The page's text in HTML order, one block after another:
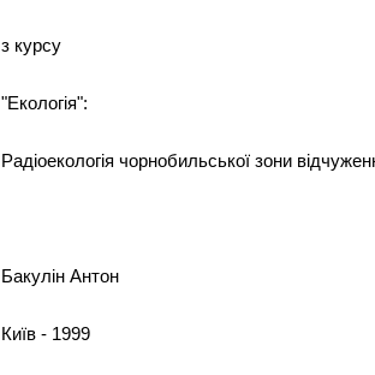
з курсу
"Екологія":
Радiоекологiя чорнобильської зони
Бакулін Антон
Київ - 1999